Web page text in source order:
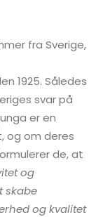
fra Sverige,
1925. Således
svar på
er en
og om deres
de, at
og
skabe
og kvalitet